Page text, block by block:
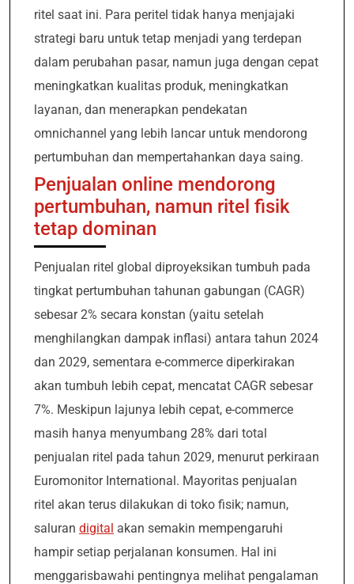
ritel saat ini. Para peritel tidak hanya menjajaki
strategi baru untuk tetap menjadi yang terdepan
dalam perubahan pasar, namun juga dengan cepat
meningkatkan kualitas produk, meningkatkan
layanan, dan menerapkan pendekatan
omnichannel yang lebih lancar untuk mendorong
pertumbuhan dan mempertahankan daya saing.
Penjualan online mendorong
pertumbuhan, namun ritel fisik
tetap dominan
Penjualan ritel global diproyeksikan tumbuh pada
tingkat pertumbuhan tahunan gabungan (CAGR)
sebesar 2% secara konstan (yaitu setelah
menghilangkan dampak inflasi) antara tahun 2024
dan 2029, sementara e-commerce diperkirakan
akan tumbuh lebih cepat, mencatat CAGR sebesar
7%. Meskipun lajunya lebih cepat, e-commerce
masih hanya menyumbang 28% dari total
penjualan ritel pada tahun 2029, menurut perkiraan
Euromonitor International. Mayoritas penjualan
ritel akan terus dilakukan di toko fisik; namun,
saluran digital akan semakin mempengaruhi
hampir setiap perjalanan konsumen. Hal ini
menggarisbawahi pentingnya melihat pengalaman